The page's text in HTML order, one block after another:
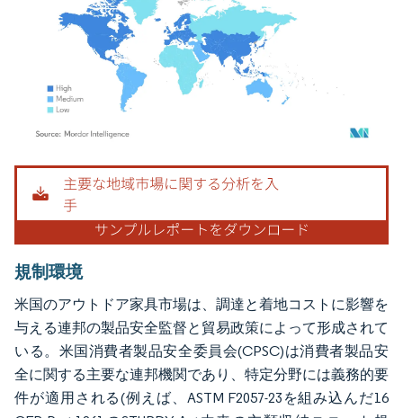
画像 © Mordor Intelligence。再利用にはCC BY 4.0の表示が必要です。
規制環境
米国のアウトドア家具市場は、調達と着地コストに影響を
与える連邦の製品安全監督と貿易政策によって形成されて
いる。米国消費者製品安全委員会(CPSC)は消費者製品安
全に関する主要な連邦機関であり、特定分野には義務的要
件が適用される(例えば、ASTM F2057-23を組み込んだ16